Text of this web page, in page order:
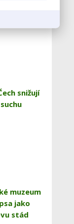
snižují
muzeum
jako
stád